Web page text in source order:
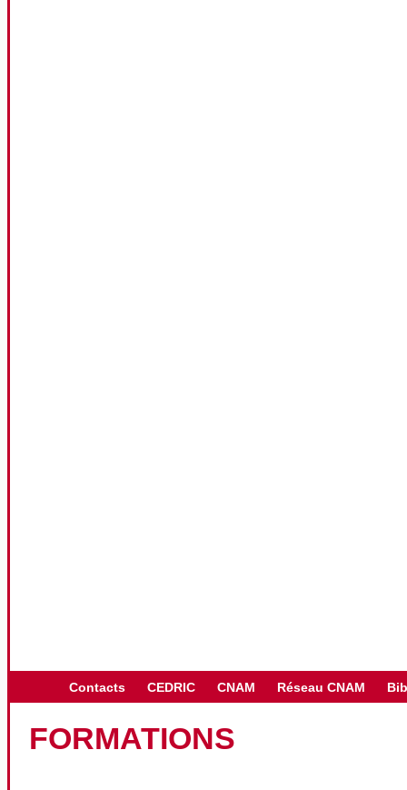
Contacts CEDRIC CNAM Réseau CNAM
FORMATIONS